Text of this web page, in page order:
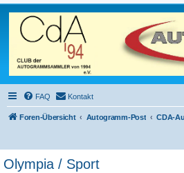
FAQ Kontakt
Foren-Übersicht Autogramm-Post
Olympia / Sport